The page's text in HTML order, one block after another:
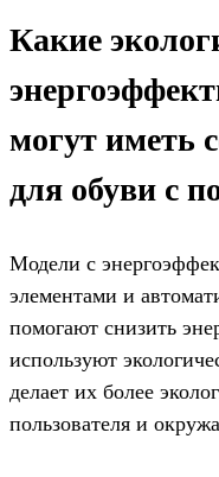
Какие
могут иметь
для обуви с
Модели с
элементами и
помогают снизить
используют
делает их более
пользователя и